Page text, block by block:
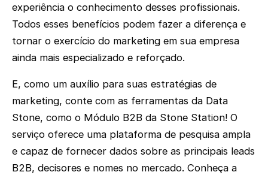
experiência o conhecimento desses profissionais.
Todos esses benefícios podem fazer a diferença e
tornar o exercício do marketing em sua empresa
ainda mais especializado e reforçado.
E, como um auxílio para suas estratégias de
marketing, conte com as ferramentas da Data
Stone, como o Módulo B2B da Stone Station! O
serviço oferece uma plataforma de pesquisa ampla
e capaz de fornecer dados sobre as principais leads
B2B, decisores e nomes no mercado. Conheça a